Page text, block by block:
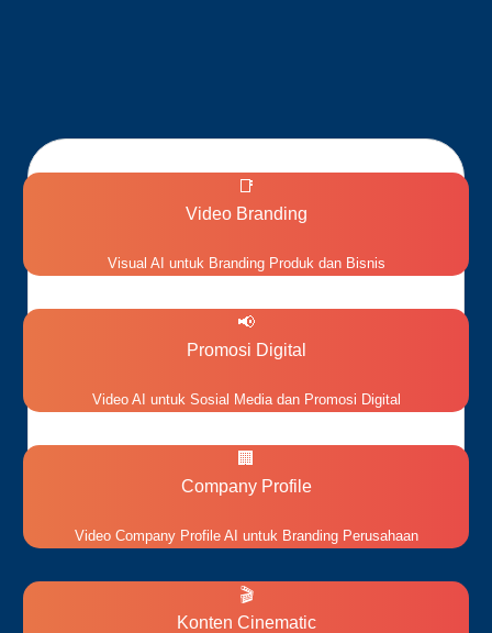
📑
Video Branding
Visual AI untuk Branding Produk dan Bisnis
📢
Promosi Digital
Video AI untuk Sosial Media dan Promosi Digital
🏢
Company Profile
Video Company Profile AI untuk Branding Perusahaan
🎬
Konten Cinematic